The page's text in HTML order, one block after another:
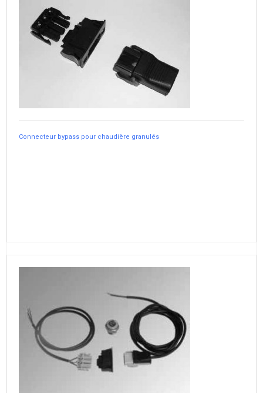
Connecteur bypass pour chaudière granulés